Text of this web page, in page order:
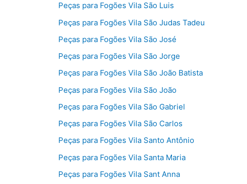
Peças para Fogões Vila São Luis
Peças para Fogões Vila São Judas Tadeu
Peças para Fogões Vila São José
Peças para Fogões Vila São Jorge
Peças para Fogões Vila São João Batista
Peças para Fogões Vila São João
Peças para Fogões Vila São Gabriel
Peças para Fogões Vila São Carlos
Peças para Fogões Vila Santo Antônio
Peças para Fogões Vila Santa Maria
Peças para Fogões Vila Sant Anna